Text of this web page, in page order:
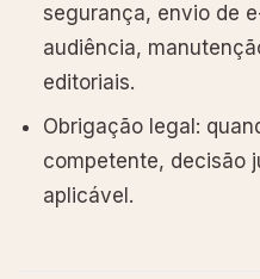
segurança, envio de
audiência,
editoriais.
Obrigação legal:
competente, decisão
aplicável.